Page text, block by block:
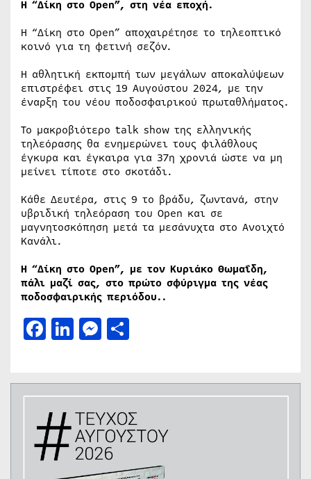
Η “Δίκη στο Open”, στη νέα εποχή.
Η “Δίκη στο Open” αποχαιρέτησε το τηλεοπτικό
κοινό για τη φετινή σεζόν.
Η αθλητική εκπομπή των μεγάλων αποκαλύψεων
επιστρέφει στις 19 Αυγούστου 2024, με την
έναρξη του νέου ποδοσφαιρικού πρωταθλήματος.
Το μακροβιότερο talk show της ελληνικής
τηλεόρασης θα ενημερώνει τους φιλάθλους
έγκυρα και έγκαιρα για 37η χρονιά ώστε να μη
μείνει τίποτε στο σκοτάδι.
Κάθε Δευτέρα, στις 9 το βράδυ, ζωντανά, στην
υβριδική τηλεόραση του Open και σε
μαγνητοσκόπηση μετά τα μεσάνυχτα στο Ανοιχτό
Κανάλι.
Η “Δίκη στο Open”, με τον Κυριάκο Θωμαΐδη,
πάλι μαζί σας, στο πρώτο σφύριγμα της νέας
ποδοσφαιρικής περιόδου..
Facebook
LinkedIn
Messenger